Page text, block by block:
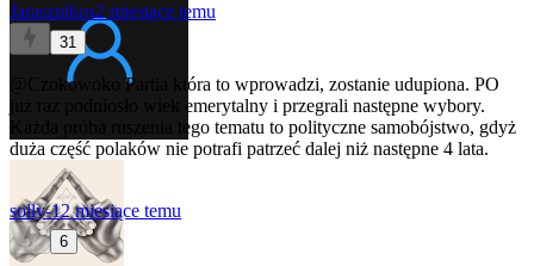
Jarasznikos2 miesiące temu
31
@Czokowoko
Partia która to wprowadzi, zostanie udupiona. PO
już raz podniosło wiek emerytalny i przegrali następne wybory.
Każda próba ruszenia tego tematu to polityczne samobójstwo, gdyż
duża część polaków nie potrafi patrzeć dalej niż następne 4 lata.
solly-12 miesiące temu
6